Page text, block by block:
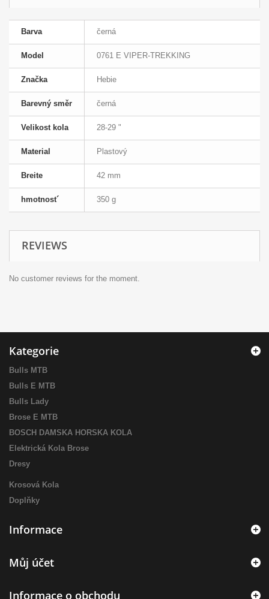
Barva černá
Model 0761 E VIPER-TREKKING
Značka Hebie
Barevný směr černá
Velikost kola 28-29 "
Material Plastový
Breite 42 mm
hmotnost´ 350 g
REVIEWS
No customer reviews for the moment.
Kategorie
Bulls MTB
Bulls E MTB
Bulls Lady
Brose E MTB
BOSCH DAMSKA HORSKA KOLA
Elektrická Kola Brose
Dresy
Krosová Kola
Doplňky
Informace
Můj účet
Informace o obchodu